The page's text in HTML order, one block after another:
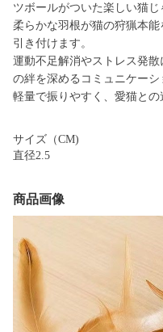
ツボールがついた楽しい猫じ
柔らかな羽根が猫の狩猟本
引き付けます。
運動不足解消やストレス発
の絆を深めるコミュニケーシ
軽量で振りやすく、愛猫との
サイズ（CM)
直径2.5
商品画像